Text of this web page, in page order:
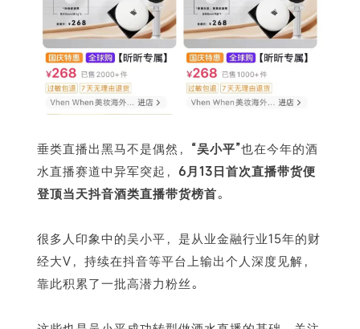
垂类直播出黑马不是偶然， “吴小平”也在今年的酒
水直播赛道中异军突起，6月13日首次直播带货便
登顶当天抖音酒类直播带货榜首。
很多人印象中的吴小平，是从业金融行业15年的财
经大V，持续在抖音等平台上输出个人深度见解，
靠此积累了一批高潜力粉丝。